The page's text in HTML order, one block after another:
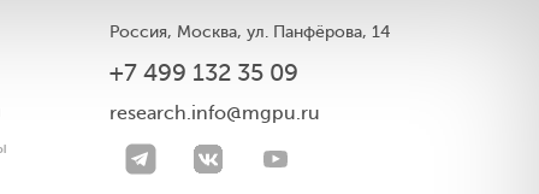
Россия, Москва, ул. Панфёрова, 14
+7 499 132 35 09
research.info@mgpu.ru